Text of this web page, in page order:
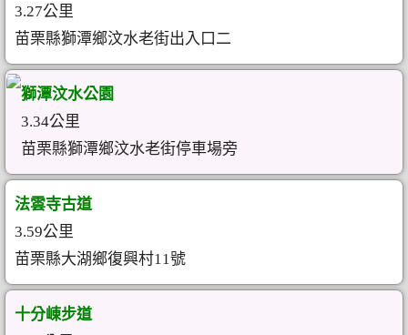
3.27公里
苗栗縣獅潭鄉汶水老街出入口二
獅潭汶水公園
3.34公里
苗栗縣獅潭鄉汶水老街停車場旁
法雲寺古道
3.59公里
苗栗縣大湖鄉復興村11號
十分崠步道